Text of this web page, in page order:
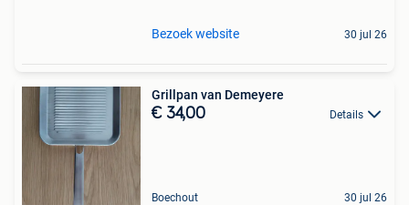
Bezoek website 30 jul 26
Grillpan van Demeyere
€ 34,00 Details
Boechout 30 jul 26